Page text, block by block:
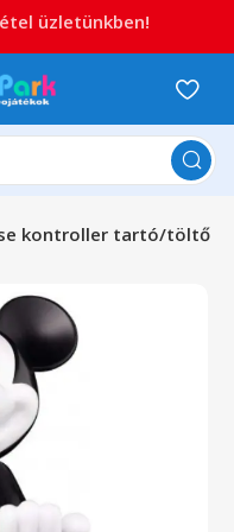
kontroller tartó/töltő
üzletünkben!